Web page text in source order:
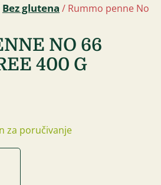
Bez glutena / Rummo penne No
NO 66
400 G
za poručivanje